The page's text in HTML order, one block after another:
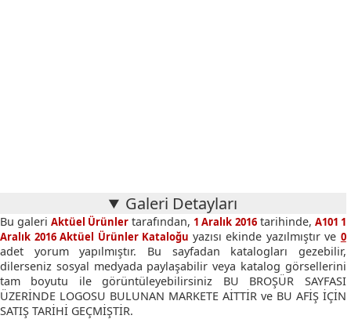
Galeri Detayları
Bu galeriAktüel Ürünler tarafından, 1 Aralık 2016tarihinde, A101 1
Aralık 2016 Aktüel Ürünler Kataloğu yazısı ekinde yazılmıştır ve 0
adet yorum yapılmıştır. Bu sayfadan katalogları gezebilir,
dilerseniz sosyal medyada paylaşabilir veya katalog görsellerini
tam boyutu ile görüntüleyebilirsiniz BU BROŞÜR SAYFASI
ÜZERİNDE LOGOSU BULUNAN MARKETE AİTTİR ve BU AFİŞ İÇİN
SATIŞ TARİHİ GEÇMİŞTİR.